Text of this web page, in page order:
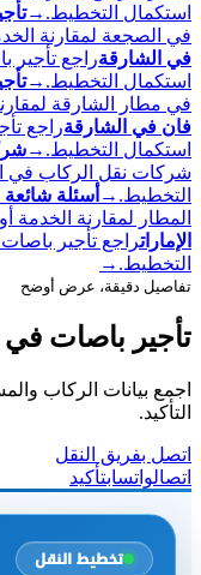
استكمال التخطيط. →
في الصجعة لمقارنة
في الشارقةراجع تأجير
استكمال التخطيط. →
في مطار الشارقة
فان في الشارقةراجع
استكمال التخطيط. →
شركات نقل الركاب في
التخطيط. → أسئلة
المطار لمقارنة الخدمة
الإماراتراجع تأجير
التخطيط. →
تفاصيل دقيقة، عرض أوضح
تأجير باصات
اجمع بيانات الركاب
التأكيد.
اتصل بفريق النقل
اتصالواتسابتأكيد
تخطيط النقل